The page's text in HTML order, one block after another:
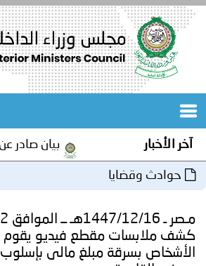
الرئيسية
المجلس
مؤتمرات
و
جهود
بيان صادر عن الأمانة
وقضايا
ملابسات مقطع فيديو يقوم خلاله
بسرقة مبلغ مالى بإسلوب